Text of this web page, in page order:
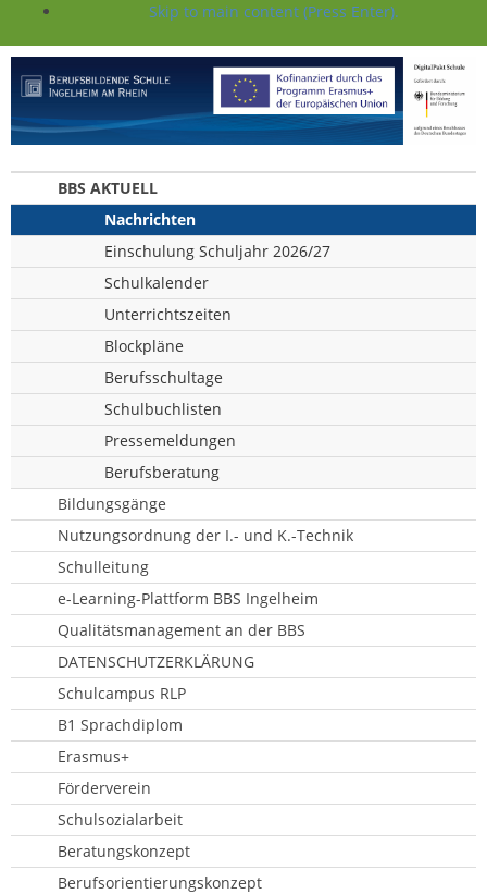
Skip to main content (Press Enter).
BBS AKTUELL
Nachrichten
Einschulung Schuljahr 2026/27
Schulkalender
Unterrichtszeiten
Blockpläne
Berufsschultage
Schulbuchlisten
Pressemeldungen
Berufsberatung
Bildungsgänge
Nutzungsordnung der I.- und K.-Technik
Schulleitung
e-Learning-Plattform BBS Ingelheim
Qualitätsmanagement an der BBS
DATENSCHUTZERKLÄRUNG
Schulcampus RLP
B1 Sprachdiplom
Erasmus+
Förderverein
Schulsozialarbeit
Beratungskonzept
Berufsorientierungskonzept